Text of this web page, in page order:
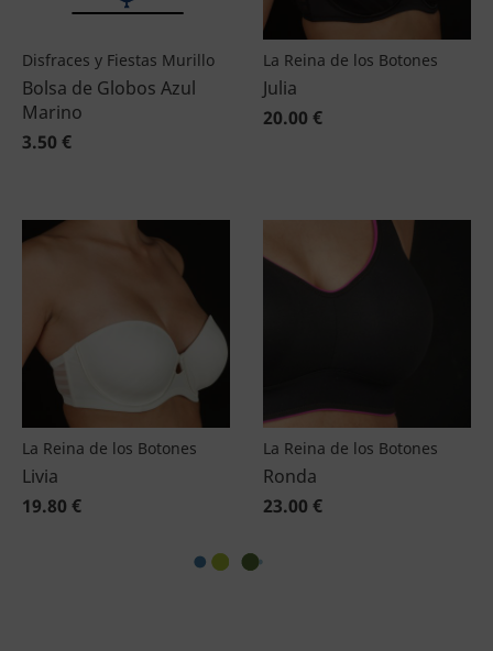
Disfraces y Fiestas Murillo
Bolsa de Globos Azul
Marino
3.50 €
La Reina de los Botones
Julia
20.00 €
La Reina de los Botones
Livia
19.80 €
La Reina de los Botones
Ronda
23.00 €